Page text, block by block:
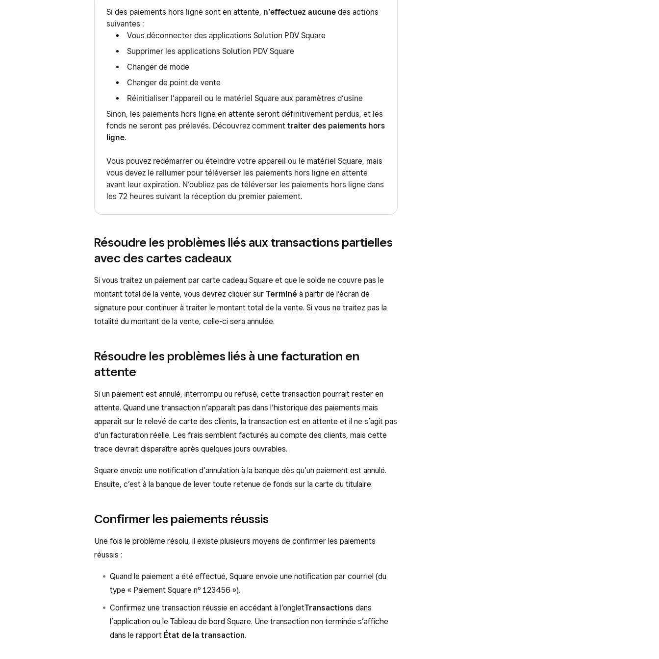
accepter les paiements hors ligne en suivant les étapes ci-dessus, alors toutes les
transactions que vous tenterez de traiter continueront d’être refusées et aucune
autre tentative ne sera effectuée une fois le problème stabilisé ou réglé.
pouvez empêcher votre appareil d’utiliser des données cellulaires dans les
paramètres de votre application.
ligne. Les paiements par carte hors ligne sont enregistrés dans l’application Square et
sont traités automatiquement lorsque la connexion Internet est rétablie avec votre
appareil. Si vous acceptez des espèces ou d’autres offres sans connexion Internet,
Vous devez vous reconnecter à Internet au plus tard 72 heures après avoir accepté
des paiements hors ligne, sinon vos paiements expireront. L’acceptation de
paiements hors ligne comporte davantage de risques.
Si des paiements hors ligne sont en attente, n’effectuez aucune des actions
suivantes :
Vous déconnecter des applications Solution PDV Square
Supprimer les applications Solution PDV Square
Changer de mode
Changer de point de vente
Réinitialiser l’appareil ou le matériel Square aux paramètres d’usine
Sinon, les paiements hors ligne en attente seront définitivement perdus, et les
fonds ne seront pas prélevés. Découvrez comment traiter des paiements hors
ligne.
Vous pouvez redémarrer ou éteindre votre appareil ou le matériel Square, mais
vous devez le rallumer pour téléverser les paiements hors ligne en attente
avant leur expiration. N’oubliez pas de téléverser les paiements hors ligne dans
les 72 heures suivant la réception du premier paiement.
Résoudre les problèmes liés aux transactions partielles
avec des cartes cadeaux
Si vous traitez un paiement par carte cadeau Square et que le solde ne couvre pas le
montant total de la vente, vous devrez cliquer sur Terminé à partir de l’écran de
signature pour continuer à traiter le montant total de la vente. Si vous ne traitez pas la
totalité du montant de la vente, celle-ci sera annulée.
Résoudre les problèmes liés à une facturation en
attente
Si un paiement est annulé, interrompu ou refusé, cette transaction pourrait rester en
attente. Quand une transaction n’apparaît pas dans l’historique des paiements mais
apparaît sur le relevé de carte des clients, la transaction est en attente et il ne s’agit pas
d’un facturation réelle. Les frais semblent facturés au compte des clients, mais cette
trace devrait disparaître après quelques jours ouvrables.
Square envoie une notification d’annulation à la banque dès qu’un paiement est annulé.
Ensuite, c’est à la banque de lever toute retenue de fonds sur la carte du titulaire.
Confirmer les paiements réussis
Une fois le problème résolu, il existe plusieurs moyens de confirmer les paiements
réussis :
Quand le paiement a été effectué, Square envoie une notification par courriel (du
type « Paiement Square nº 123456 »).
Confirmez une transaction réussie en accédant à l’ongletTransactions dans
l’application ou le Tableau de bord Square. Une transaction non terminée s’affiche
dans le rapport État de la transaction.